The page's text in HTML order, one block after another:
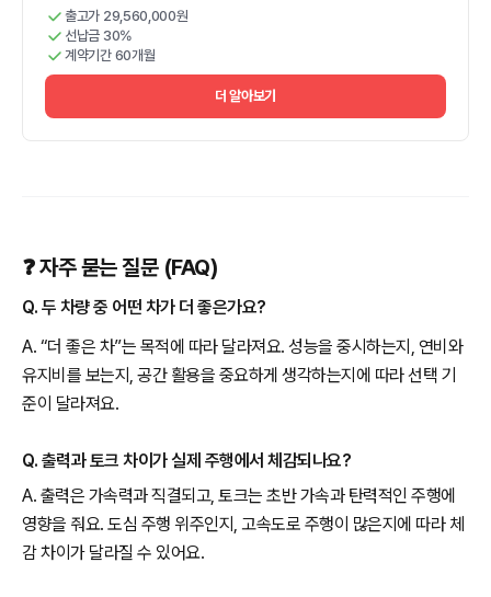
출고가 29,560,000원
선납금 30%
계약기간 60개월
더 알아보기
❓ 자주 묻는 질문 (FAQ)
Q. 두 차량 중 어떤 차가 더 좋은가요?
A. “더 좋은 차”는 목적에 따라 달라져요. 성능을 중시하는지, 연비와
유지비를 보는지, 공간 활용을 중요하게 생각하는지에 따라 선택 기
준이 달라져요.
Q. 출력과 토크 차이가 실제 주행에서 체감되나요?
A. 출력은 가속력과 직결되고, 토크는 초반 가속과 탄력적인 주행에
영향을 줘요. 도심 주행 위주인지, 고속도로 주행이 많은지에 따라 체
감 차이가 달라질 수 있어요.